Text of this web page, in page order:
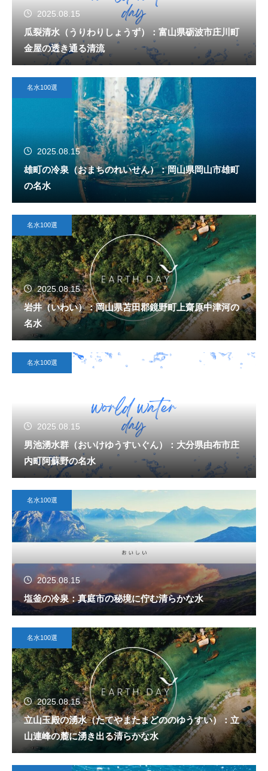
2025.08.15
瓜裂清水（うりわりしょうず）：富山県砺波市庄川町
金屋の透き通る清流
名水100選
2025.08.15
雄町の冷泉（おまちのれいせん）：岡山県岡山市雄町
の名水
名水100選
2025.08.15
岩井（いわい）：岡山県苫田郡鏡野町上齋原中津河の
名水
名水100選
2025.08.15
男池湧水群（おいけゆうすいぐん）：大分県由布市庄
内町阿蘇野の名水
名水100選
2025.08.15
塩釜の冷泉：真庭市の秘境に佇む清らかな水
名水100選
2025.08.15
立山玉殿の湧水（たてやまたまどののゆうすい）：立
山連峰の麓に湧き出る清らかな水